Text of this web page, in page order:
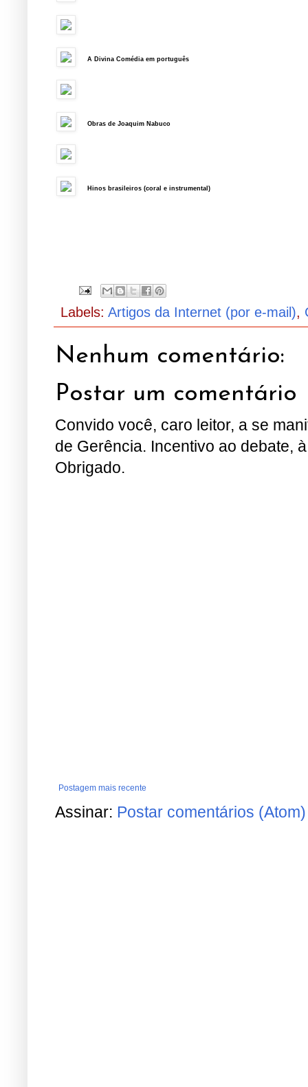
A Divina Comédia em português
Obras de Joaquim Nabuco
Hinos brasileiros (coral e instrumental)
Labels: Artigos da Internet (por e-mail),
Nenhum comentário:
Postar um comentário
Convido você, caro leitor, a se
de Gerência. Incentivo ao debate,
Obrigado.
Postagem mais recente
Assinar: Postar comentários (Atom)